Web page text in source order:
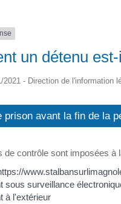
un détenu
2021 - Direction de l'information
prison avant la fin de la
de contrôle sont imposées à
sous surveillance
à l'extérieur